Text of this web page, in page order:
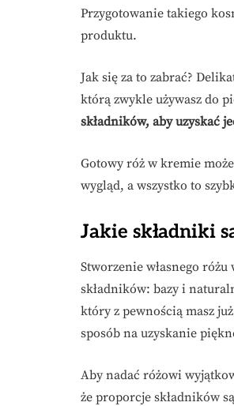
Przygotowanie takiego
produktu.
Jak się za to zabrać?
którą zwykle używasz do
składników, aby uzyskać
Gotowy róż w kremie
wygląd, a wszystko to
Jakie składniki
Stworzenie własnego
składników: bazy i
który z pewnością masz
sposób na uzyskanie
Aby nadać różowi
że proporcje składników